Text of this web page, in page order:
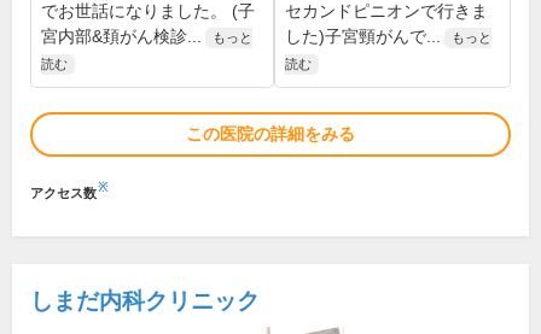
でお世話になりました。 (子
宮内部&頚がん検診...
もっと
読む
セカンドピニオンで行きま
した)子宮頸がんで...
もっと
読む
この医院の詳細をみる
アクセス数※
しまだ内科クリニック